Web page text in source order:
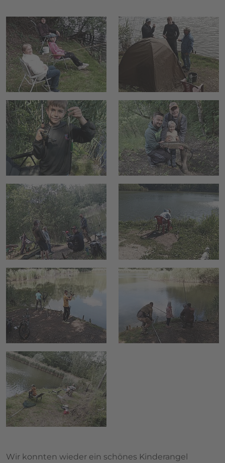
Wir konnten wieder ein schönes Kinderangel